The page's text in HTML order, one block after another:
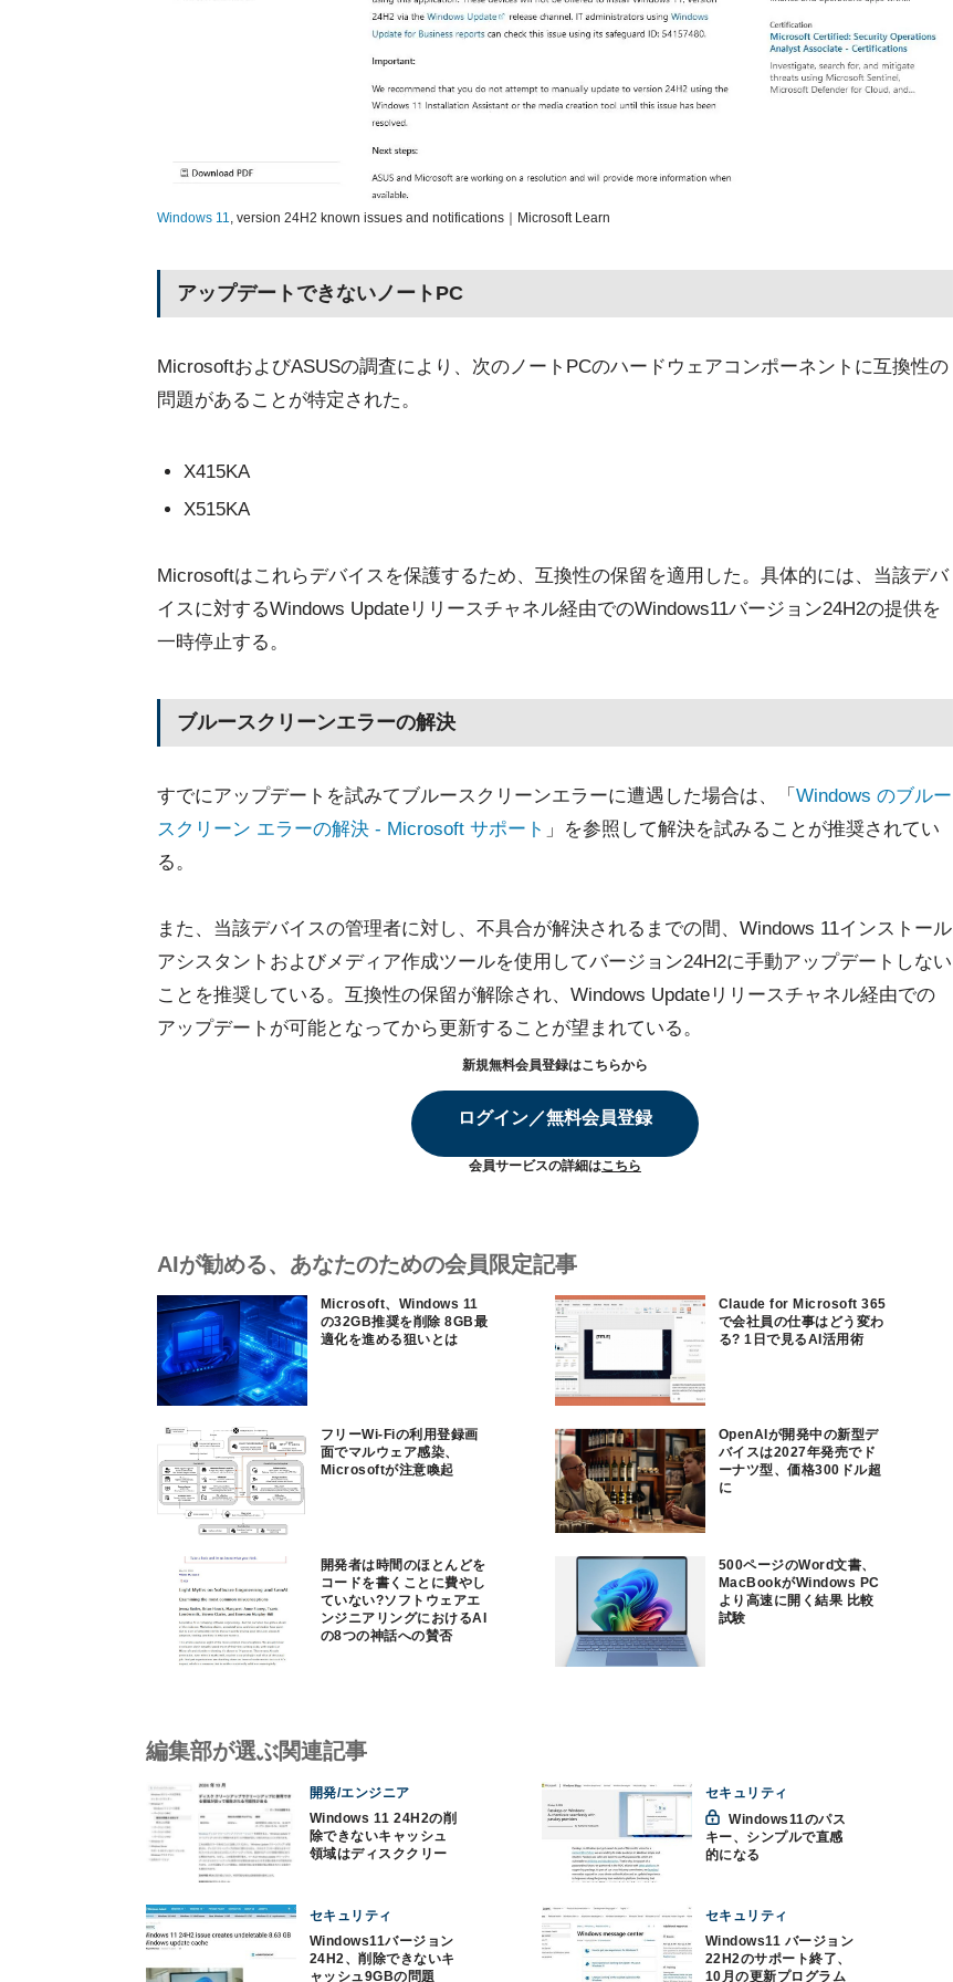
Windows 11, version 24H2 known issues and notifications｜Microsoft Learn
アップデートできないノートPC
MicrosoftおよびASUSの調査により、次のノートPCのハードウェアコンポーネントに互換性の
問題があることが特定された。
X415KA
X515KA
Microsoftはこれらデバイスを保護するため、互換性の保留を適用した。具体的には、当該デバ
イスに対するWindows Updateリリースチャネル経由でのWindows11バージョン24H2の提供を
一時停止する。
ブルースクリーンエラーの解決
すでにアップデートを試みてブルースクリーンエラーに遭遇した場合は、「 Windows のブルー
スクリーン エラーの解決 - Microsoft サポート 」を参照して解決を試みることが推奨されてい
る。
また、当該デバイスの管理者に対し、不具合が解決されるまでの間、Windows 11インストール
アシスタントおよびメディア作成ツールを使用してバージョン24H2に手動アップデートしない
ことを推奨している。互換性の保留が解除され、Windows Updateリリースチャネル経由での
アップデートが可能となってから更新することが望まれている。
新規無料会員登録はこちらから
ログイン／無料会員登録
会員サービスの詳細はこちら
AIが勧める、あなたのための会員限定記事
Microsoft、Windows 11
の32GB推奨を削除 8GB最
適化を進める狙いとは
Claude for Microsoft 365
で会社員の仕事はどう変わ
る? 1日で見るAI活用術
フリーWi-Fiの利用登録画
面でマルウェア感染、
Microsoftが注意喚起
OpenAIが開発中の新型デ
バイスは2027年発売でド
ーナツ型、価格300ドル超
に
開発者は時間のほとんどを
コードを書くことに費やし
ていない?ソフトウェアエ
ンジニアリングにおけるAI
の8つの神話への賛否
500ページのWord文書、
MacBookがWindows PC
より高速に開く結果 比較
試験
編集部が選ぶ関連記事
開発/エンジニア
Windows 11 24H2の削
除できないキャッシュ
領域はディスククリー
セキュリティ
Windows11のパス
キー、シンプルで直感
的になる
セキュリティ
Windows11バージョン
24H2、削除できないキ
ャッシュ9GBの問題
セキュリティ
Windows11 バージョン
22H2のサポート終了、
10月の更新プログラム